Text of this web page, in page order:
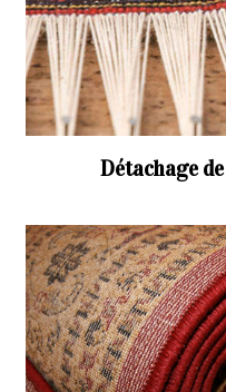
Détachage